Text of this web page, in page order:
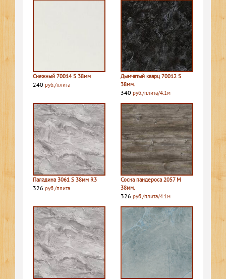
Снежный 70014 S 38мм
240 руб./плита
Дымчатый кварц 70012 S
38мм.
340 руб./плита/4.1м
Паладина 3061 S 38мм R3
326 руб./плита
Сосна пандероса 2057 M
38мм.
326 руб./плита/4.1м